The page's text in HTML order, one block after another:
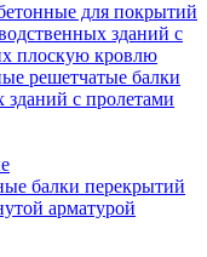
для покрытий
зданий с
плоскую кровлю
решетчатые балки
с пролетами
балки перекрытий
арматурой